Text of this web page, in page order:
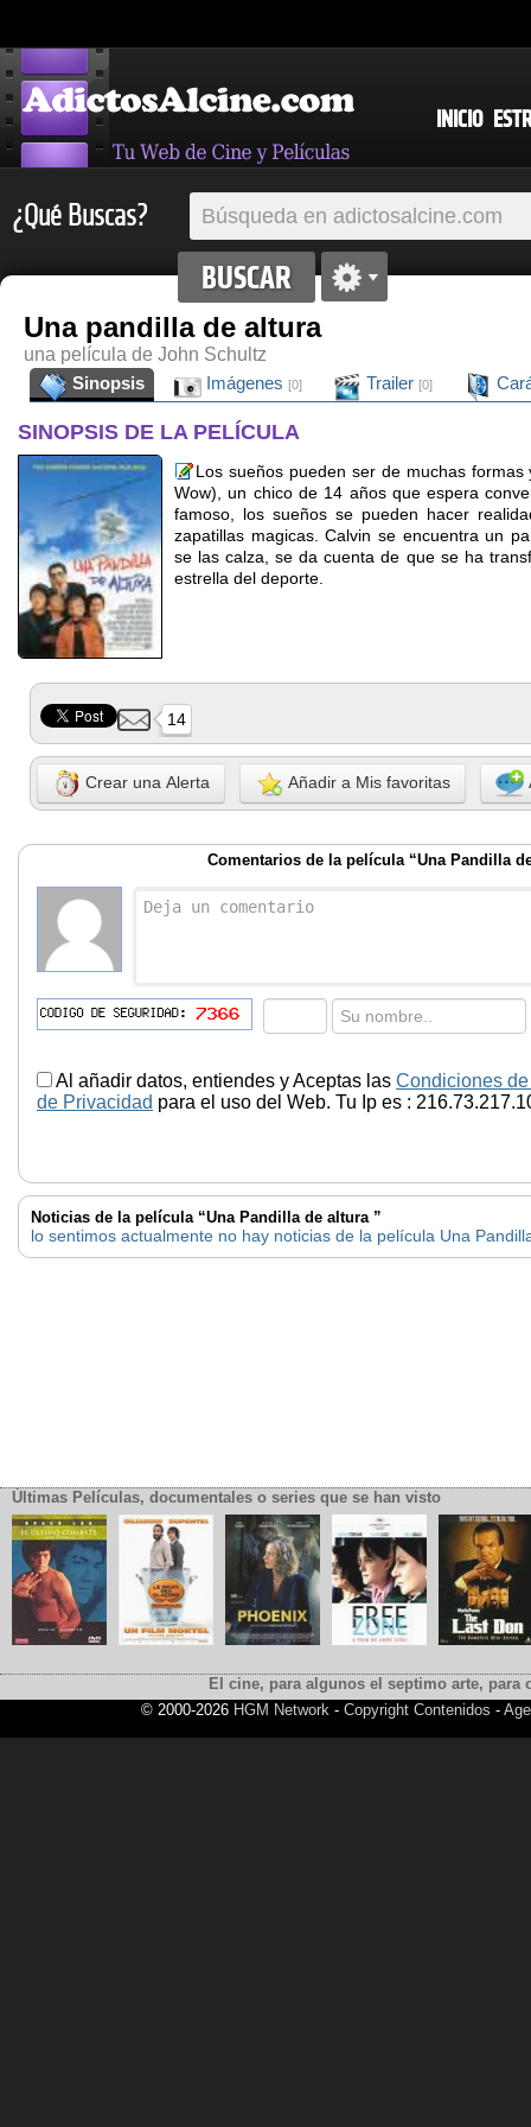
INICIO
¿Qué Buscas?
Una pandilla de altura
una película de John Schultz
Sinopsis
Imágenes [0] Trailer [0]
SINOPSIS DE LA PELÍCULA
Los sueños pueden ser de muchas
Wow), un chico de 14 años que espera
famoso, los sueños se pueden hacer
zapatillas magicas. Calvin se encuentra un
se las calza, se da cuenta de que se ha
estrella del deporte.
14
Crear una Alerta Añadir a Mis favoritas
Comentarios de la película “Una Pandilla
Al añadir datos, entiendes y Aceptas las Condiciones
de Privacidad para el uso del Web. Tu Ip es :
Noticias de la película “Una Pandilla de altura ”
lo sentimos actualmente no hay noticias de la película Una
Últimas Películas, documentales o series que se han visto
El cine, para algunos el septimo arte,
© 2000-2026 HGM Network- Copyright Contenidos -